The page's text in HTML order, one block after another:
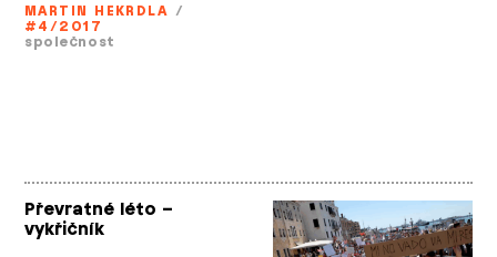
MARTIN HEKRDLA /
#4/2017
společnost
Převratné léto –
vykřičník